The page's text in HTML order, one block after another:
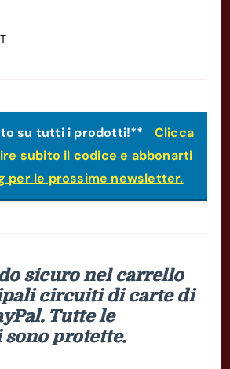
su tutti i prodotti!**
Clicca
subito il codice e abbonarti
per le prossime newsletter.
sicuro nel carrello
circuiti di carte di
Tutte le
protette.